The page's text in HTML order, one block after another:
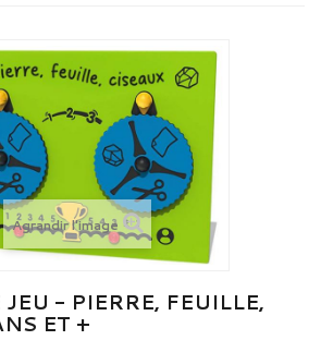
Agrandir l'image
- PIERRE, FEUILLE,
ET +